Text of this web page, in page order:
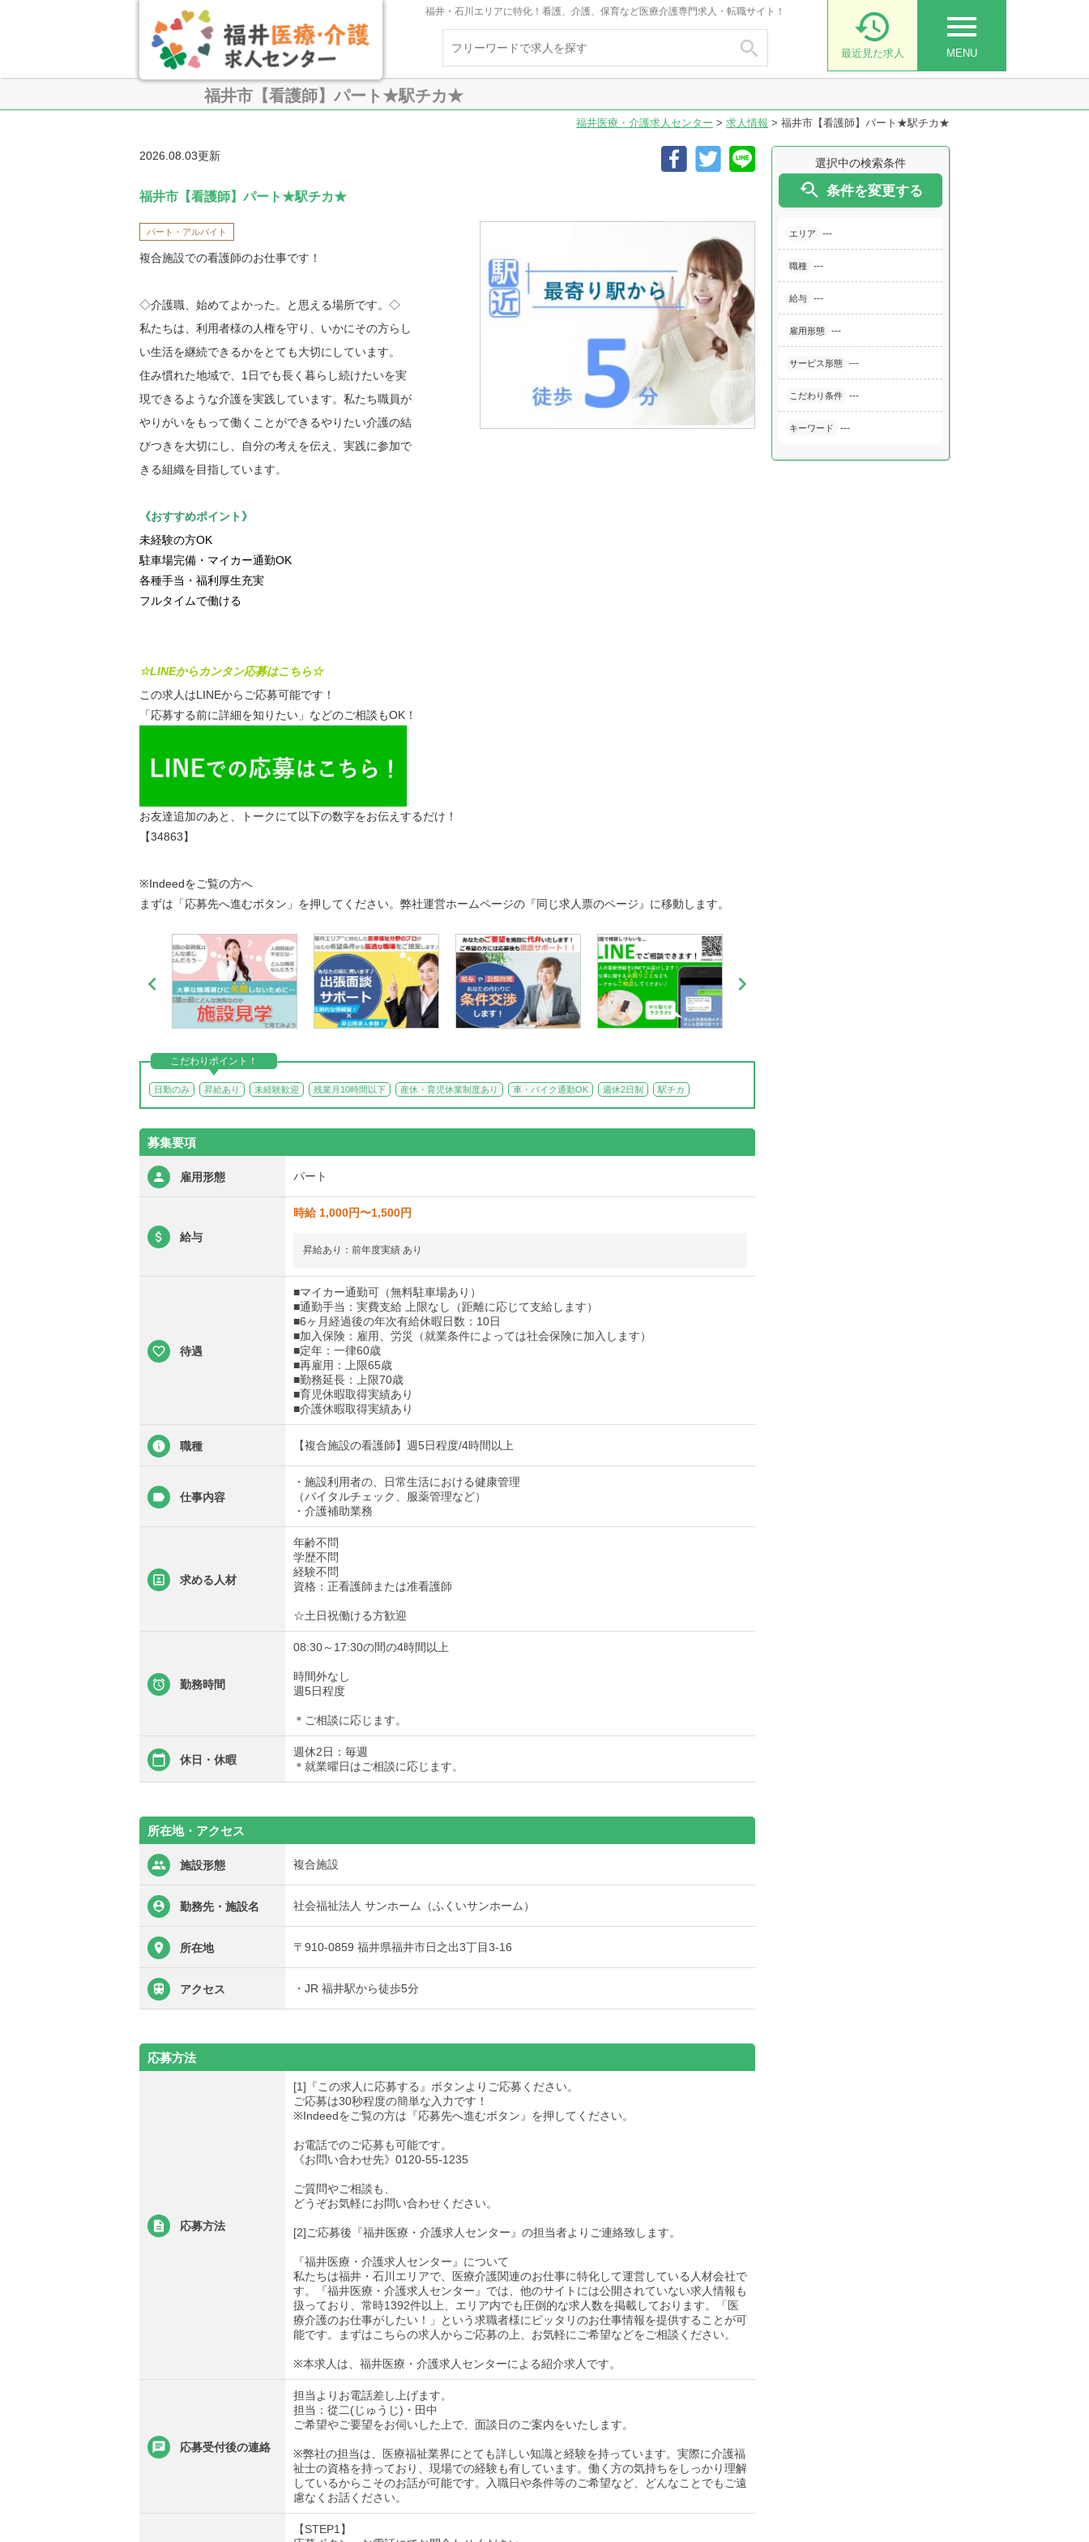
福井・石川エリアに特化！看護、介護、保育など医療介護専門求人・転職サイト！

menu
MENU

最近見た求人
福井市【看護師】パート★駅チカ★
福井医療・介護求人センター > 求人情報 > 福井市【看護師】パート★駅チカ★
選択中の検索条件
 条件を変更する
エリア ---
職種 ---
給与 ---
雇用形態 ---
サービス形態 ---
こだわり条件 ---
キーワード ---
2026.08.03更新
福井市【看護師】パート★駅チカ★
パート・アルバイト
複合施設での看護師のお仕事です！
◇介護職、始めてよかった。と思える場所です。◇
私たちは、利用者様の人権を守り、いかにその方らし
い生活を継続できるかをとても大切にしています。
住み慣れた地域で、1日でも長く暮らし続けたいを実
現できるような介護を実践しています。私たち職員が
やりがいをもって働くことができるやりたい介護の結
びつきを大切にし、自分の考えを伝え、実践に参加で
きる組織を目指しています。
《おすすめポイント》
未経験の方OK
駐車場完備・マイカー通勤OK
各種手当・福利厚生充実
フルタイムで働ける
☆LINEからカンタン応募はこちら☆
この求人はLINEからご応募可能です！
「応募する前に詳細を知りたい」などのご相談もOK！
お友達追加のあと、トークにて以下の数字をお伝えするだけ！
【34863】
※Indeedをご覧の方へ
まずは「応募先へ進むボタン」を押してください。弊社運営ホームページの『同じ求人票のページ』に移動します。
 
こだわりポイント！
日勤のみ 昇給あり 未経験歓迎 残業月10時間以下 産休・育児休業制度あり 車・バイク通勤OK 週休2日制 駅チカ
募集要項
雇用形態 パート
給与
時給 1,000円〜1,500円
昇給あり：前年度実績 あり
待遇
■マイカー通勤可（無料駐車場あり）
■通勤手当：実費支給 上限なし（距離に応じて支給します）
■6ヶ月経過後の年次有給休暇日数：10日
■加入保険：雇用、労災（就業条件によっては社会保険に加入します）
■定年：一律60歳
■再雇用：上限65歳
■勤務延長：上限70歳
■育児休暇取得実績あり
■介護休暇取得実績あり
職種 【複合施設の看護師】週5日程度/4時間以上
仕事内容
・施設利用者の、日常生活における健康管理
（バイタルチェック、服薬管理など）
・介護補助業務
求める人材
年齢不問
学歴不問
経験不問
資格：正看護師または准看護師
☆土日祝働ける方歓迎
勤務時間
08:30～17:30の間の4時間以上
時間外なし
週5日程度
＊ご相談に応じます。
休日・休暇
週休2日：毎週
＊就業曜日はご相談に応じます。
所在地・アクセス
施設形態 複合施設
勤務先・施設名 社会福祉法人 サンホーム（ふくいサンホーム）
所在地 〒910-0859 福井県福井市日之出3丁目3-16
アクセス ・JR 福井駅から徒歩5分
応募方法
応募方法
[1]『この求人に応募する』ボタンよりご応募ください。
ご応募は30秒程度の簡単な入力です！
※Indeedをご覧の方は『応募先へ進むボタン』を押してください。
お電話でのご応募も可能です。
《お問い合わせ先》0120-55-1235
ご質問やご相談も、
どうぞお気軽にお問い合わせください。
[2]ご応募後『福井医療・介護求人センター』の担当者よりご連絡致します。
『福井医療・介護求人センター』について
私たちは福井・石川エリアで、医療介護関連のお仕事に特化して運営している人材会社で
す。『福井医療・介護求人センター』では、他のサイトには公開されていない求人情報も
扱っており、常時1392件以上、エリア内でも圧倒的な求人数を掲載しております。「医
療介護のお仕事がしたい！」という求職者様にピッタリのお仕事情報を提供することが可
能です。まずはこちらの求人からご応募の上、お気軽にご希望などをご相談ください。
※本求人は、福井医療・介護求人センターによる紹介求人です。
応募受付後の連絡
担当よりお電話差し上げます。
担当：從二(じゅうじ)・田中
ご希望やご要望をお伺いした上で、面談日のご案内をいたします。
※弊社の担当は、医療福祉業界にとても詳しい知識と経験を持っています。実際に介護福
祉士の資格を持っており、現場での経験も有しています。働く方の気持ちをしっかり理解
しているからこそのお話が可能です。入職日や条件等のご希望など、どんなことでもご遠
慮なくお話ください。
【STEP1】